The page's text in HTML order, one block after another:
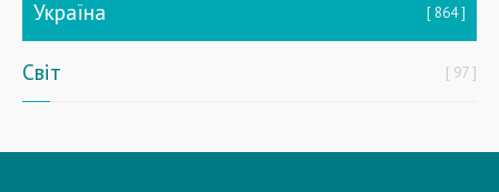
Україна 864
Світ 97